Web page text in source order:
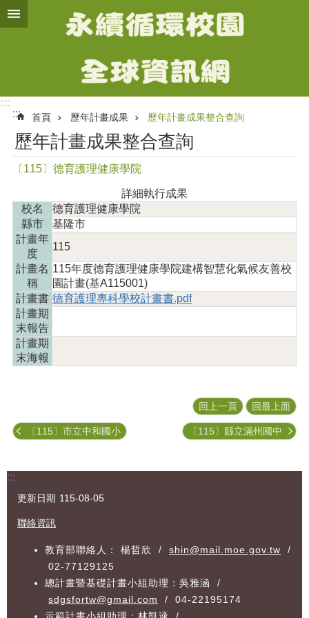
跳到主要內容區塊
畫
簡
介
智
慧
化
氣
友
校
園
專
區
歷
成
果
訊
息
公
:::
:::
首頁 歷年計畫成果 歷年計畫成果整合查詢
歷年計畫成果整合查詢
〔115〕德育護理健康學院
詳細執行成果
校名
德育護理健康學院
縣市
基隆市
計畫年
度
115
計畫名
稱
115年度德育護理健康學院建構智慧化氣候友善校
園計畫(基A115001)
計畫書 德育護理專科學校計畫書.pdf
計畫期
末報告
計畫期
末海報
回上一頁 回最上面
〔115〕市立中和國小 〔115〕縣立滿州國中
:::
更新日期 115-08-05
聯絡資訊
教育部聯絡人： 楊哲欣 / shin@mail.moe.gov.tw /
02-77129125
總計畫暨基礎計畫小組助理：吳雅涵 /
sdgsfortw@gmail.com
/ 04-22195174
示範計畫小組助理：林凱逯 /